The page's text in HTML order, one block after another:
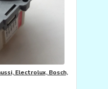
Electrolux, Bosch,